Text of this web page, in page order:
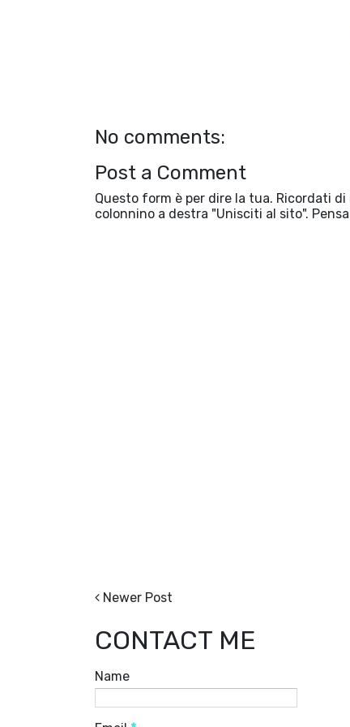
No comments:
Post a Comment
Questo form è per dire la tua. Ricordati
colonnino a destra "Unisciti al sito".
Newer Post
CONTACT ME
Name